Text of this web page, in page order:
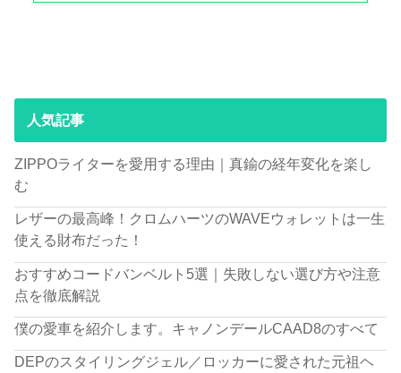
人気記事
ZIPPOライターを愛用する理由｜真鍮の経年変化を楽し
む
レザーの最高峰！クロムハーツのWAVEウォレットは一生
使える財布だった！
おすすめコードバンベルト5選｜失敗しない選び方や注意
点を徹底解説
僕の愛車を紹介します。キャノンデールCAAD8のすべて
DEPのスタイリングジェル／ロッカーに愛された元祖ヘ